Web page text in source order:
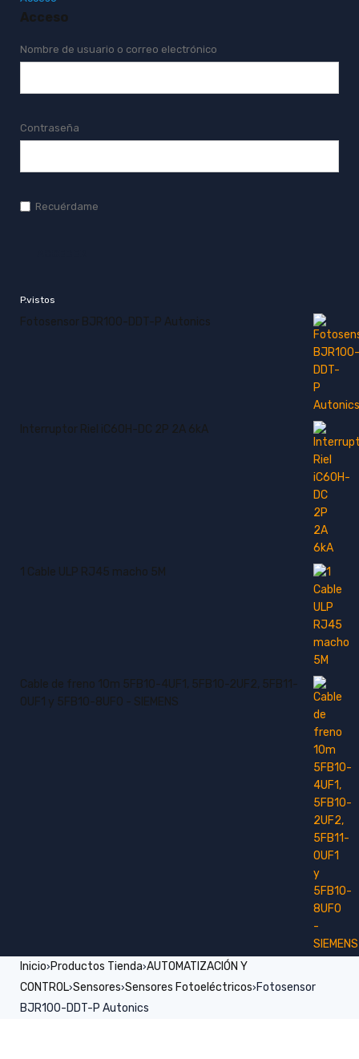
Acceso
Nombre de usuario o correo electrónico
Contraseña
Recuérdame
P.vistos
Fotosensor BJR100-DDT-P Autonics
Interruptor Riel iC60H-DC 2P 2A 6kA
1 Cable ULP RJ45 macho 5M
Cable de freno 10m 5FB10-4UF1, 5FB10-2UF2, 5FB11-
0UF1 y 5FB10-8UF0 - SIEMENS
Inicio› Productos Tienda›AUTOMATIZACIÓN Y
CONTROL›Sensores›Sensores Fotoeléctricos› Fotosensor
BJR100-DDT-P Autonics